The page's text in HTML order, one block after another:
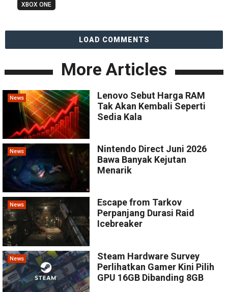
XBOX ONE
LOAD COMMENTS
More Articles
News
Lenovo Sebut Harga RAM
Tak Akan Kembali Seperti
Sedia Kala
News
Nintendo Direct Juni 2026
Bawa Banyak Kejutan
Menarik
News
Escape from Tarkov
Perpanjang Durasi Raid
Icebreaker
News
Steam Hardware Survey
Perlihatkan Gamer Kini Pilih
GPU 16GB Dibanding 8GB